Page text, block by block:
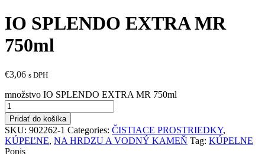
IO SPLENDO EXTRA MR
750ml
€3,06 s DPH
množstvo IO SPLENDO EXTRA MR 750ml
Pridať do košíka
SKU: 902262-1 Categories: ČISTIACE PROSTRIEDKY,
KÚPEĽNE, NA HRDZU A VODNÝ KAMEŇ Tag: KÚPELNE
Popis